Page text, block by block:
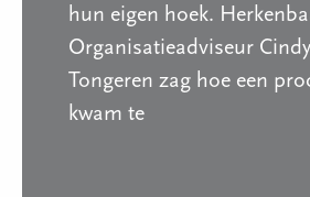
hun eigen hoek.
Organisatieadviseur
Tongeren zag hoe een
kwam te